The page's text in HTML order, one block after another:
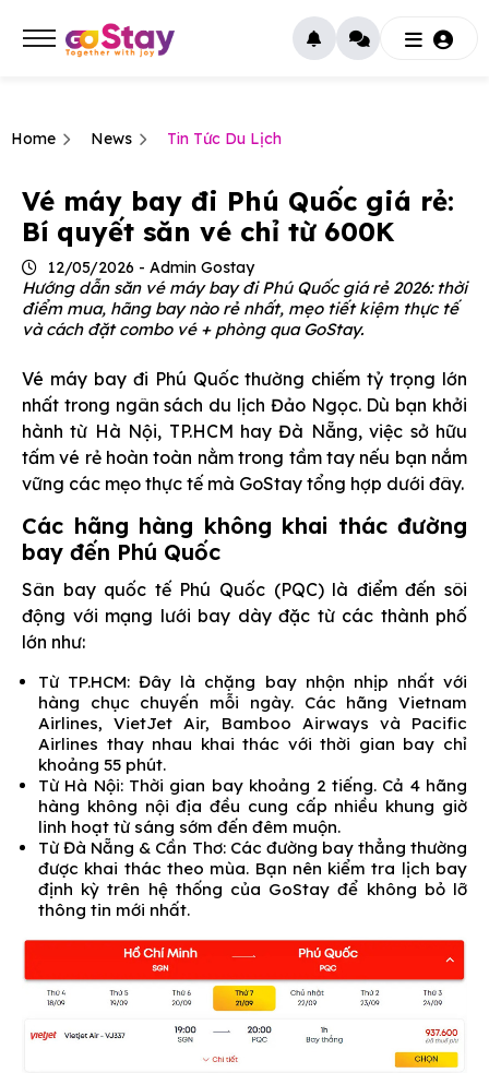
Home News Tin Tức Du Lịch
Vé máy bay đi Phú Quốc giá rẻ:
Bí quyết săn vé chỉ từ 600K
12/05/2026 - Admin Gostay
Hướng dẫn săn vé máy bay đi Phú Quốc giá rẻ 2026: thời
điểm mua, hãng bay nào rẻ nhất, mẹo tiết kiệm thực tế
và cách đặt combo vé + phòng qua GoStay.
Vé máy bay đi Phú Quốc thường chiếm tỷ trọng lớn
nhất trong ngân sách du lịch Đảo Ngọc. Dù bạn khởi
hành từ Hà Nội, TP.HCM hay Đà Nẵng, việc sở hữu
tấm vé rẻ hoàn toàn nằm trong tầm tay nếu bạn nắm
vững các mẹo thực tế mà GoStay tổng hợp dưới đây.
Các hãng hàng không khai thác đường
bay đến Phú Quốc
Sân bay quốc tế Phú Quốc (PQC) là điểm đến sôi
động với mạng lưới bay dày đặc từ các thành phố
lớn như:
Từ TP.HCM: Đây là chặng bay nhộn nhịp nhất với
hàng chục chuyến mỗi ngày. Các hãng Vietnam
Airlines, VietJet Air, Bamboo Airways và Pacific
Airlines thay nhau khai thác với thời gian bay chỉ
khoảng 55 phút.
Từ Hà Nội: Thời gian bay khoảng 2 tiếng. Cả 4 hãng
hàng không nội địa đều cung cấp nhiều khung giờ
linh hoạt từ sáng sớm đến đêm muộn.
Từ Đà Nẵng & Cần Thơ: Các đường bay thẳng thường
được khai thác theo mùa. Bạn nên kiểm tra lịch bay
định kỳ trên hệ thống của GoStay để không bỏ lỡ
thông tin mới nhất.